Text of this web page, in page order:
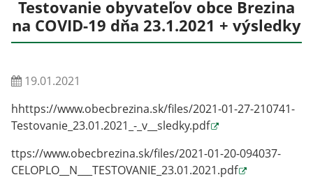
Testovanie obyvateľov obce Brezina
na COVID-19 dňa 23.1.2021 + výsledky
19.01.2021
hhttps://www.obecbrezina.sk/files/2021-01-27-210741-
Testovanie_23.01.2021_-_v__sledky.pdf
ttps://www.obecbrezina.sk/files/2021-01-20-094037-
CELOPLO__N___TESTOVANIE_23.01.2021.pdf